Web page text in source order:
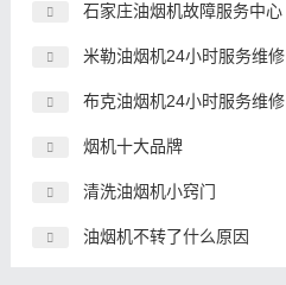
石家庄油烟机故障服务中心
米勒油烟机24小时服务维修
布克油烟机24小时服务维修
烟机十大品牌
清洗油烟机小窍门
油烟机不转了什么原因